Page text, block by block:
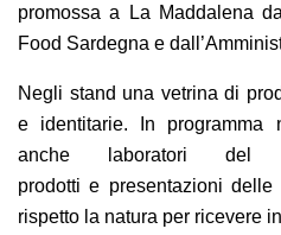
promossa a La Maddalena
Food Sardegna e
Negli stand una vetrina di
e identitarie. In programma
anche laboratori del
prodottie presentazioni
rispetto la natura per ricevere